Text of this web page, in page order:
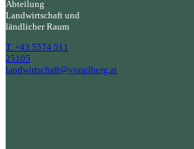
Abteilung
Landwirtschaft und
ländlicher Raum
T. +43 5574 511
25105
landwirtschaft@vorarlberg.at